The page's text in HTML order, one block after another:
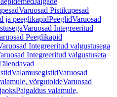
Varuosad Pistikupesad
ja peeglikapidPeeglidVaruosad
Varuosad Integreeritud
Peeglikapid
Integreeritud valgustusega
Integreeritud valgustuseta
ValamusegistidVaruosad
võrgutoideVaruosad
Paigaldus valamule,